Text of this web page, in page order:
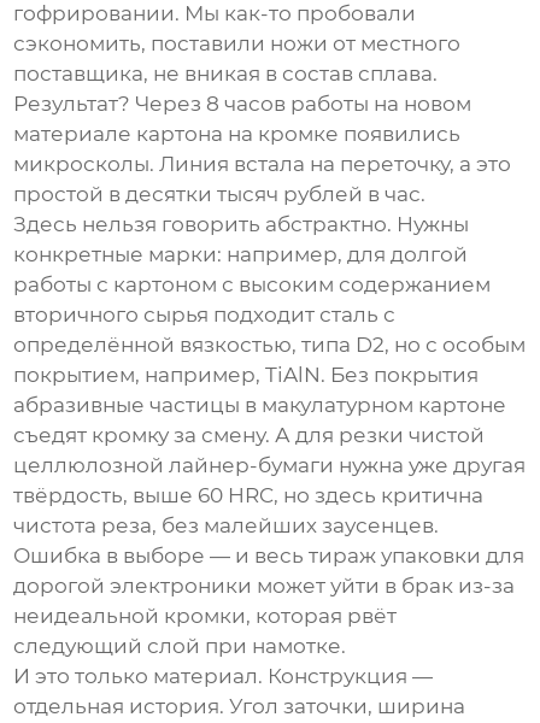
гофрировании. Мы как-то пробовали
сэкономить, поставили ножи от местного
поставщика, не вникая в состав сплава.
Результат? Через 8 часов работы на новом
материале картона на кромке появились
микросколы. Линия встала на переточку, а это
простой в десятки тысяч рублей в час.
Здесь нельзя говорить абстрактно. Нужны
конкретные марки: например, для долгой
работы с картоном с высоким содержанием
вторичного сырья подходит сталь с
определённой вязкостью, типа D2, но с особым
покрытием, например, TiAlN. Без покрытия
абразивные частицы в макулатурном картоне
съедят кромку за смену. А для резки чистой
целлюлозной лайнер-бумаги нужна уже другая
твёрдость, выше 60 HRC, но здесь критична
чистота реза, без малейших заусенцев.
Ошибка в выборе — и весь тираж упаковки для
дорогой электроники может уйти в брак из-за
неидеальной кромки, которая рвёт
следующий слой при намотке.
И это только материал. Конструкция —
отдельная история. Угол заточки, ширина